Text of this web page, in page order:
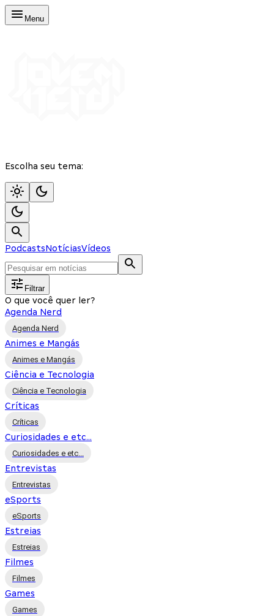
Menu
Escolha seu tema:
PodcastsNotíciasVídeos
Filtrar
O que você quer ler?
Agenda Nerd
Agenda Nerd
Animes e Mangás
Animes e Mangás
Ciência e Tecnologia
Ciência e Tecnologia
Críticas
Críticas
Curiosidades e etc...
Curiosidades e etc...
Entrevistas
Entrevistas
eSports
eSports
Estreias
Estreias
Filmes
Filmes
Games
Games